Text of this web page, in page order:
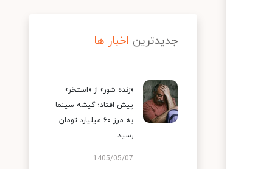
جدیدترین اخبار ها
«زنده شور» از «استخر»
پیش افتاد؛ گیشه سینما
به مرز ۶۰ میلیارد تومان
رسید
1405/05/07